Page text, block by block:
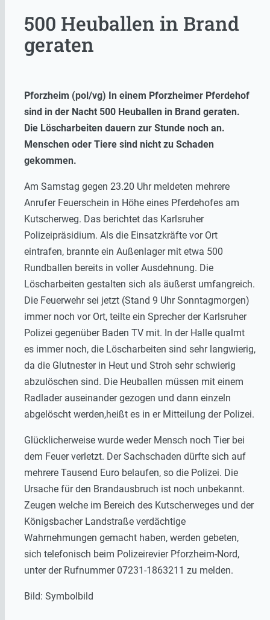
500 Heuballen in Brand
geraten
Pforzheim (pol/vg) In einem Pforzheimer Pferdehof
sind in der Nacht 500 Heuballen in Brand geraten.
Die Löscharbeiten dauern zur Stunde noch an.
Menschen oder Tiere sind nicht zu Schaden
gekommen.
Am Samstag gegen 23.20 Uhr meldeten mehrere
Anrufer Feuerschein in Höhe eines Pferdehofes am
Kutscherweg. Das berichtet das Karlsruher
Polizeipräsidium. Als die Einsatzkräfte vor Ort
eintrafen, brannte ein Außenlager mit etwa 500
Rundballen bereits in voller Ausdehnung. Die
Löscharbeiten gestalten sich als äußerst umfangreich.
Die Feuerwehr sei jetzt (Stand 9 Uhr Sonntagmorgen)
immer noch vor Ort, teilte ein Sprecher der Karlsruher
Polizei gegenüber Baden TV mit. In der Halle qualmt
es immer noch, die Löscharbeiten sind sehr langwierig,
da die Glutnester in Heut und Stroh sehr schwierig
abzulöschen sind. Die Heuballen müssen mit einem
Radlader auseinander gezogen und dann einzeln
abgelöscht werden,heißt es in er Mitteilung der Polizei.
Glücklicherweise wurde weder Mensch noch Tier bei
dem Feuer verletzt. Der Sachschaden dürfte sich auf
mehrere Tausend Euro belaufen, so die Polizei. Die
Ursache für den Brandausbruch ist noch unbekannt.
Zeugen welche im Bereich des Kutscherweges und der
Königsbacher Landstraße verdächtige
Wahrnehmungen gemacht haben, werden gebeten,
sich telefonisch beim Polizeirevier Pforzheim-Nord,
unter der Rufnummer 07231-1863211 zu melden.
Bild: Symbolbild